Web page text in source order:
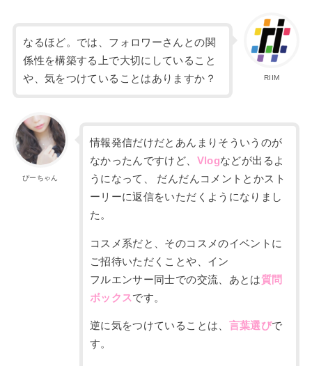
RIIM
なるほど。では、 フォロワーさんとの関
係性を構築する上で大切にしていること
や、 気をつけていることはありますか？
ぴーちゃん
情報発信だけだとあんまりそういうのが
なかったんですけど、 Vlogなどが出るよ
うになって、
だんだんコメントとかスト
ーリーに返信をいただくようになりまし
た。
コスメ系だと、そのコスメのイベントに
ご招待いただくことや、 イン
フルエンサー同士での交流、あとは質問
ボックスです。
逆に気をつけていることは、 言葉選びで
す。